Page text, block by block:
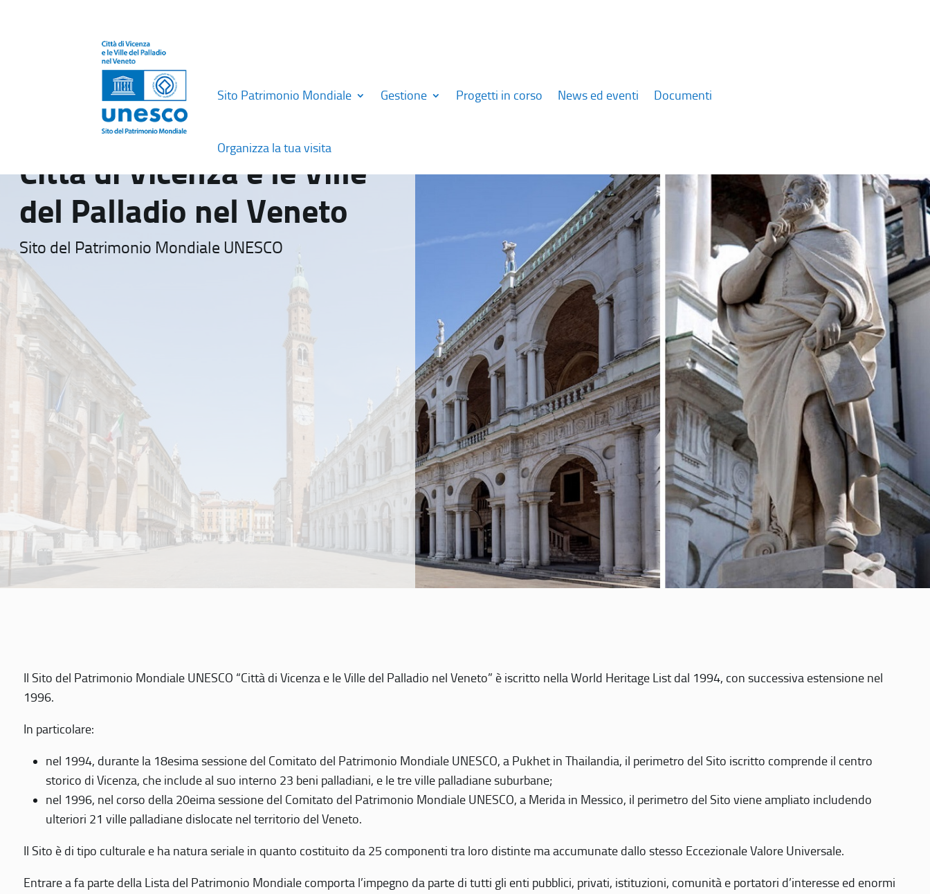
Sito Patrimonio Mondiale Gestione Progetti in corso News ed eventi Documenti
Organizza la tua visita
Città di Vicenza e le Ville
del Palladio nel Veneto
Sito del Patrimonio Mondiale UNESCO
Il Sito del Patrimonio Mondiale UNESCO “Città di Vicenza e le Ville del Palladio nel Veneto” è iscritto nella World Heritage List dal 1994, con successiva estensione nel
1996.
In particolare:
nel 1994, durante la 18esima sessione del Comitato del Patrimonio Mondiale UNESCO, a Pukhet in Thailandia, il perimetro del Sito iscritto comprende il centro
storico di Vicenza, che include al suo interno 23 beni palladiani, e le tre ville palladiane suburbane;
nel 1996, nel corso della 20eima sessione del Comitato del Patrimonio Mondiale UNESCO, a Merida in Messico, il perimetro del Sito viene ampliato includendo
ulteriori 21 ville palladiane dislocate nel territorio del Veneto.
Il Sito è di tipo culturale e ha natura seriale in quanto costituito da 25 componenti tra loro distinte ma accumunate dallo stesso Eccezionale Valore Universale.
Entrare a fa parte della Lista del Patrimonio Mondiale comporta l’impegno da parte di tutti gli enti pubblici, privati, istituzioni, comunità e portatori d’interesse ed enormi